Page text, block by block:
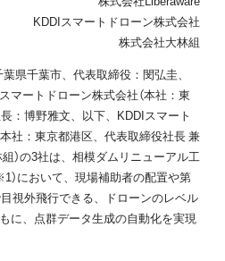
KDDIスマートドローン株式会社
株式会社大林組
県千葉市、代表取締役：閔弘圭、
マートドローン株式会社（本社：東
：博野雅文、以下、KDDIスマート
本社：東京都港区、代表取締役社長 兼
）の3社は、相模ダムリニューアル工
）において、現場補助者の配置や第
視外飛行できる、ドローンのレベル
に、点群データ生成の自動化を実現